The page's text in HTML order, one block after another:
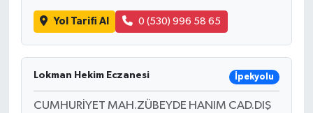
Yol Tarifi Al 0 (530) 996 58 65
Lokman Hekim Eczanesi İpekyolu
CUMHURİYET MAH.ZÜBEYDE HANIM CAD.DIŞ